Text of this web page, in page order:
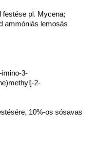
festése pl. Mycena;
ammóniás lemosás
imino-3-
2-
10%-os sósavas